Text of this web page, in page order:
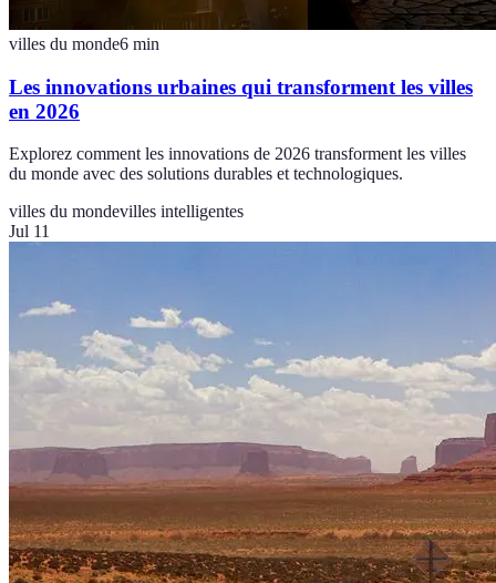
villes du monde6 min
Les innovations urbaines qui transforment les villes
en 2026
Explorez comment les innovations de 2026 transforment les villes
du monde avec des solutions durables et technologiques.
villes du mondevilles intelligentes
Jul 11